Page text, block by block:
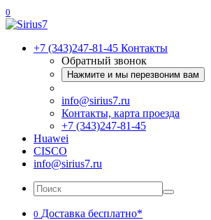
0
+7 (343)247-81-45 Контакты
Обратный звонок
Нажмите и мы перезвоним вам
info@sirius7.ru
Контакты, карта проезда
+7 (343)247-81-45
Huawei
CISCO
info@sirius7.ru
0 Доставка бесплатно*